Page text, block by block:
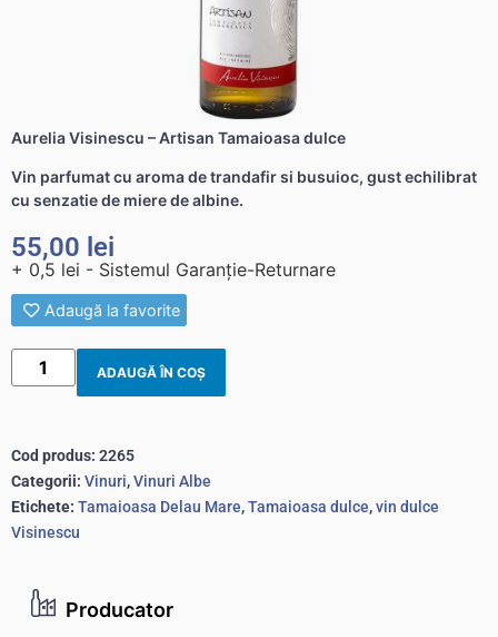
Producator
Aurelia Visinescu – Artisan Tamaioasa dulce
Vin parfumat cu aroma de trandafir si busuioc, gust echilibrat
cu senzatie de miere de albine.
55,00 lei
+ 0,5 lei - Sistemul Garanție-Returnare
Adaugă la favorite
ADAUGĂ ÎN COȘ
Cod produs: 2265
Categorii: Vinuri,Vinuri Albe
Etichete: Tamaioasa Delau Mare,Tamaioasa dulce,vin dulce
Visinescu